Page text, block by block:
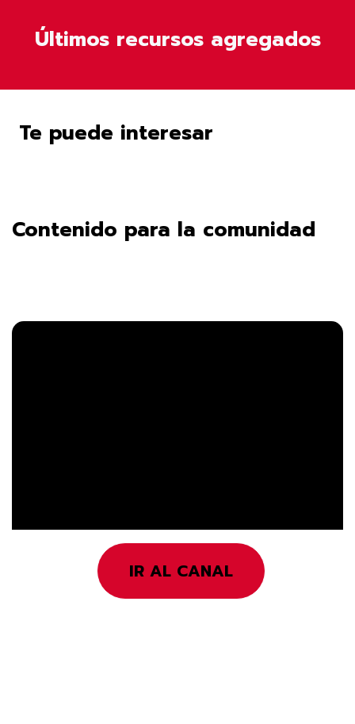
Últimos recursos agregados
Te puede interesar
Contenido para la comunidad
IR AL CANAL